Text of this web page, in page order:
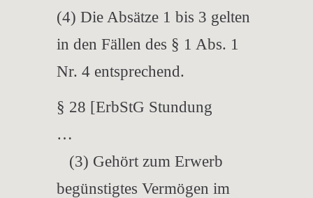
(4) Die Absätze 1 bis 3 gelten
in den Fällen des § 1 Abs. 1
Nr. 4 entsprechend.
§ 28 [ErbStG Stundung
…
(3) Gehört zum Erwerb
begünstigtes Vermögen im